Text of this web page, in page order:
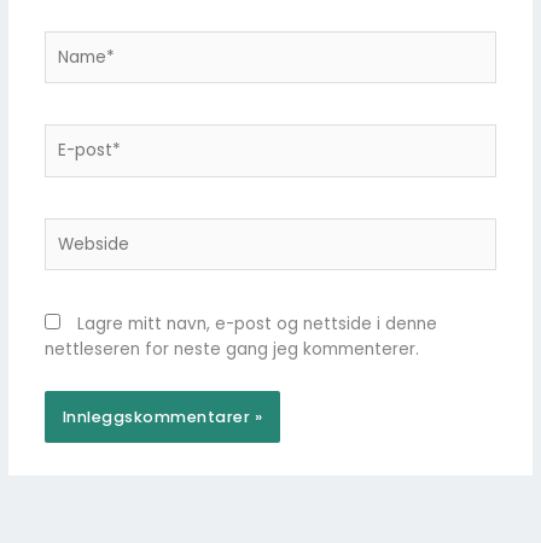
post*
Lagre mitt navn, e-post og nettside i denne
nettleseren for neste gang jeg kommenterer.